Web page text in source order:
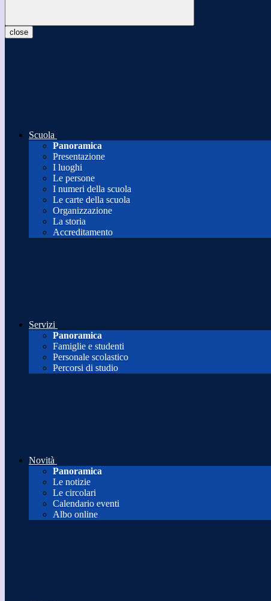
close
Scuola
Panoramica
Presentazione
I luoghi
Le persone
I numeri della scuola
Le carte della scuola
Organizzazione
La storia
Accreditamento
Servizi
Panoramica
Famiglie e studenti
Personale scolastico
Percorsi di studio
Novità
Panoramica
Le notizie
Le circolari
Calendario eventi
Albo online